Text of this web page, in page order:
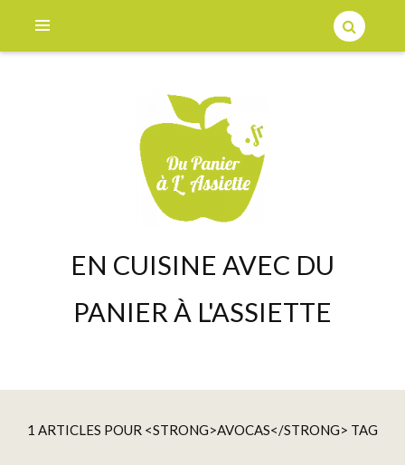
EN CUISINE AVEC DU
PANIER À L'ASSIETTE
1 ARTICLES POUR <STRONG>AVOCAS</STRONG> TAG